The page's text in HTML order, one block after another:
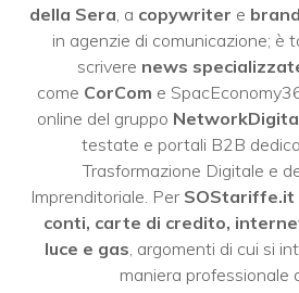
della Sera , a copywriter e
in agenzie di comunicazione; è
scrivere news
come CorCom e
online del gruppo
testate e portali B2B
Trasformazione Digitale e
Imprenditoriale. Per SOStariffe.it
conti, carte di credito,
luce e gas , argomenti di cui si
maniera professionale